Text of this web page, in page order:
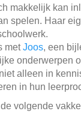
makkelijk kan
spelen. Haar
metJoos, een
onderwerpen
alleen in
in hun
volgende